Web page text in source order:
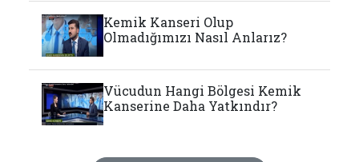
Kemik Kanseri Olup
Olmadığımızı Nasıl Anlarız?
Vücudun Hangi Bölgesi Kemik
Kanserine Daha Yatkındır?